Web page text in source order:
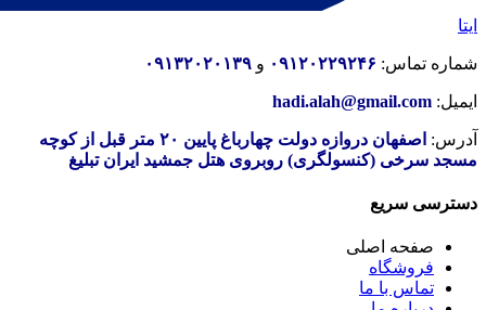
ایتا
شماره تماس: ۰۹۱۲۰۲۲۹۲۴۶ و ۰۹۱۳۲۰۲۰۱۳۹
ایمیل: hadi.alah@gmail.com
آدرس:
اصفهان دروازه دولت چهارباغ پایین ۲۰ متر قبل از کوچه
مسجد سرخی (کنسولگری) روبروی هتل جمشید ایران تبلیغ
دسترسی سریع
صفحه اصلی
فروشگاه
تماس با ما